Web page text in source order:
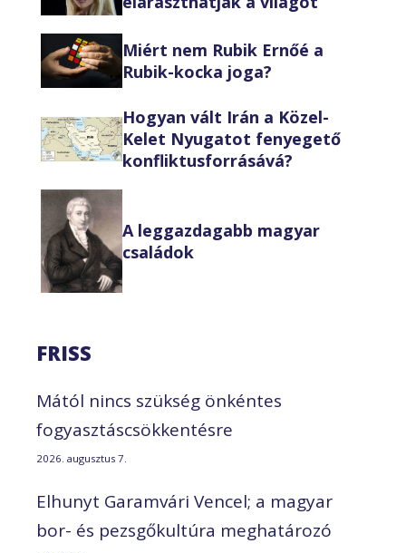
Miért nem Rubik Ernőé a
Rubik-kocka joga?
Hogyan vált Irán a Közel-
Kelet Nyugatot fenyegető
konfliktusforrásává?
A leggazdagabb magyar
családok
FRISS
Mától nincs szükség önkéntes
fogyasztáscsökkentésre
2026. augusztus 7.
Elhunyt Garamvári Vencel; a magyar
bor- és pezsgőkultúra meghatározó